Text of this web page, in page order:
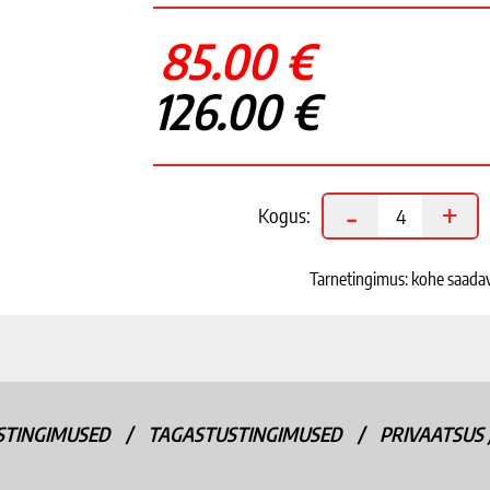
85.00 €
126.00 €
Kogus: - +
Tarnetingimus: kohe
/ TAGASTUSTINGIMUSED /